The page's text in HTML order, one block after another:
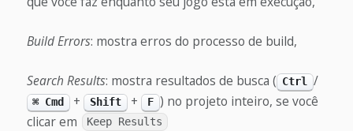
Build Errors: mostra erros do processo de build,
Search Results: mostra resultados de busca ( Ctrl /
⌘ Cmd + Shift + F ) no projeto inteiro, se você
clicar em
Keep Results